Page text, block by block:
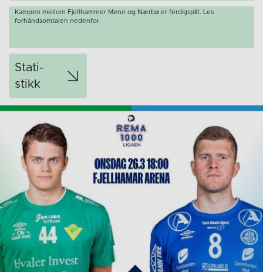
Kampen mellom Fjellhammer Menn og Nærbø er ferdigspilt. Les
forhåndsomtalen nedenfor.
Stati­
stikk